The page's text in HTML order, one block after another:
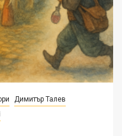
Димитър Талев